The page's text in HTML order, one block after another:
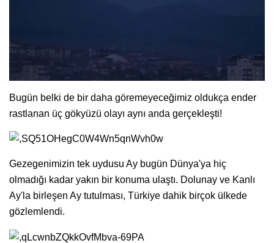
Bugün belki de bir daha göremeyeceğimiz oldukça ender
rastlanan üç gökyüzü olayı aynı anda gerçekleşti!
Gezegenimizin tek uydusu Ay bugün Dünya'ya hiç
olmadığı kadar yakın bir konuma ulaştı. Dolunay ve Kanlı
Ay'la birleşen Ay tutulması, Türkiye dahik birçok ülkede
gözlemlendi.